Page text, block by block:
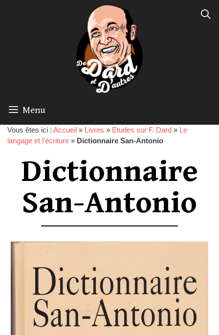
Menu
Vous êtes ici : Accueil » Livres » Etudes sur F. Dard » Le
langage et l'écriture » Dictionnaire San-Antonio
Dictionnaire
San-Antonio